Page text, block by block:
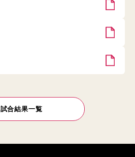
試合結果一覧